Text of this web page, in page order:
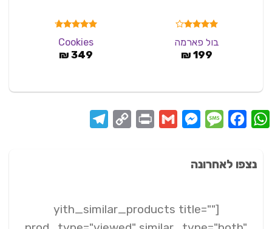
4.00
מתוך 5
בול פארמה
199
₪
4.67
מתוך 5
Cookies
349
₪
WhatsApp
Facebook
Message
Messenger
Gmail
Print
Copy
Telegram
נצפו לאחרונה
[yith_similar_products title=""